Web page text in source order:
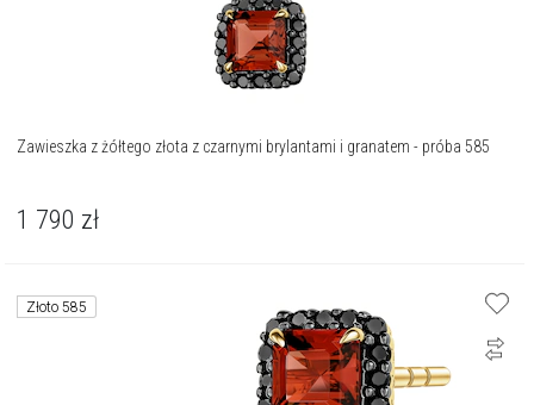
Zawieszka z żółtego złota z czarnymi brylantami i granatem - próba 585
1 790 zł
Złoto 585